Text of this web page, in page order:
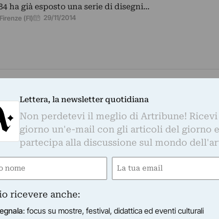
ha già esposto una serie di disegni…
Firenze (FI) 29/11/2014
DI MUSICA BENEDETTO MARCELLO
organizzata dalla Fundació Sorigué, curata da
del programma ufficiale di Eventi Collaterali della
Venezia (VE) 06/06/2014 31/10/2014
mostra che raccoglie oltre quaranta opere di
Lettera, la newsletter quotidiana
Non perdetevi il meglio di Artribune!
giorno un'e-mail con gli articoli del giorno
partecipa alla discussione sul mondo
Email
ricevere anche:
: focus su mostre, festival, didattica ed eventi culturali